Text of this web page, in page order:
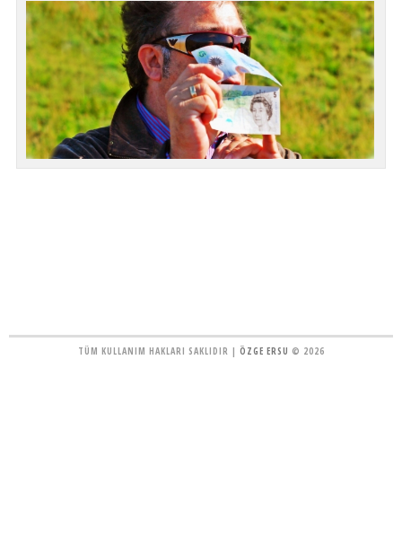
TÜM KULLANIM HAKLARI SAKLIDIR | ÖZGE ERSU © 2026